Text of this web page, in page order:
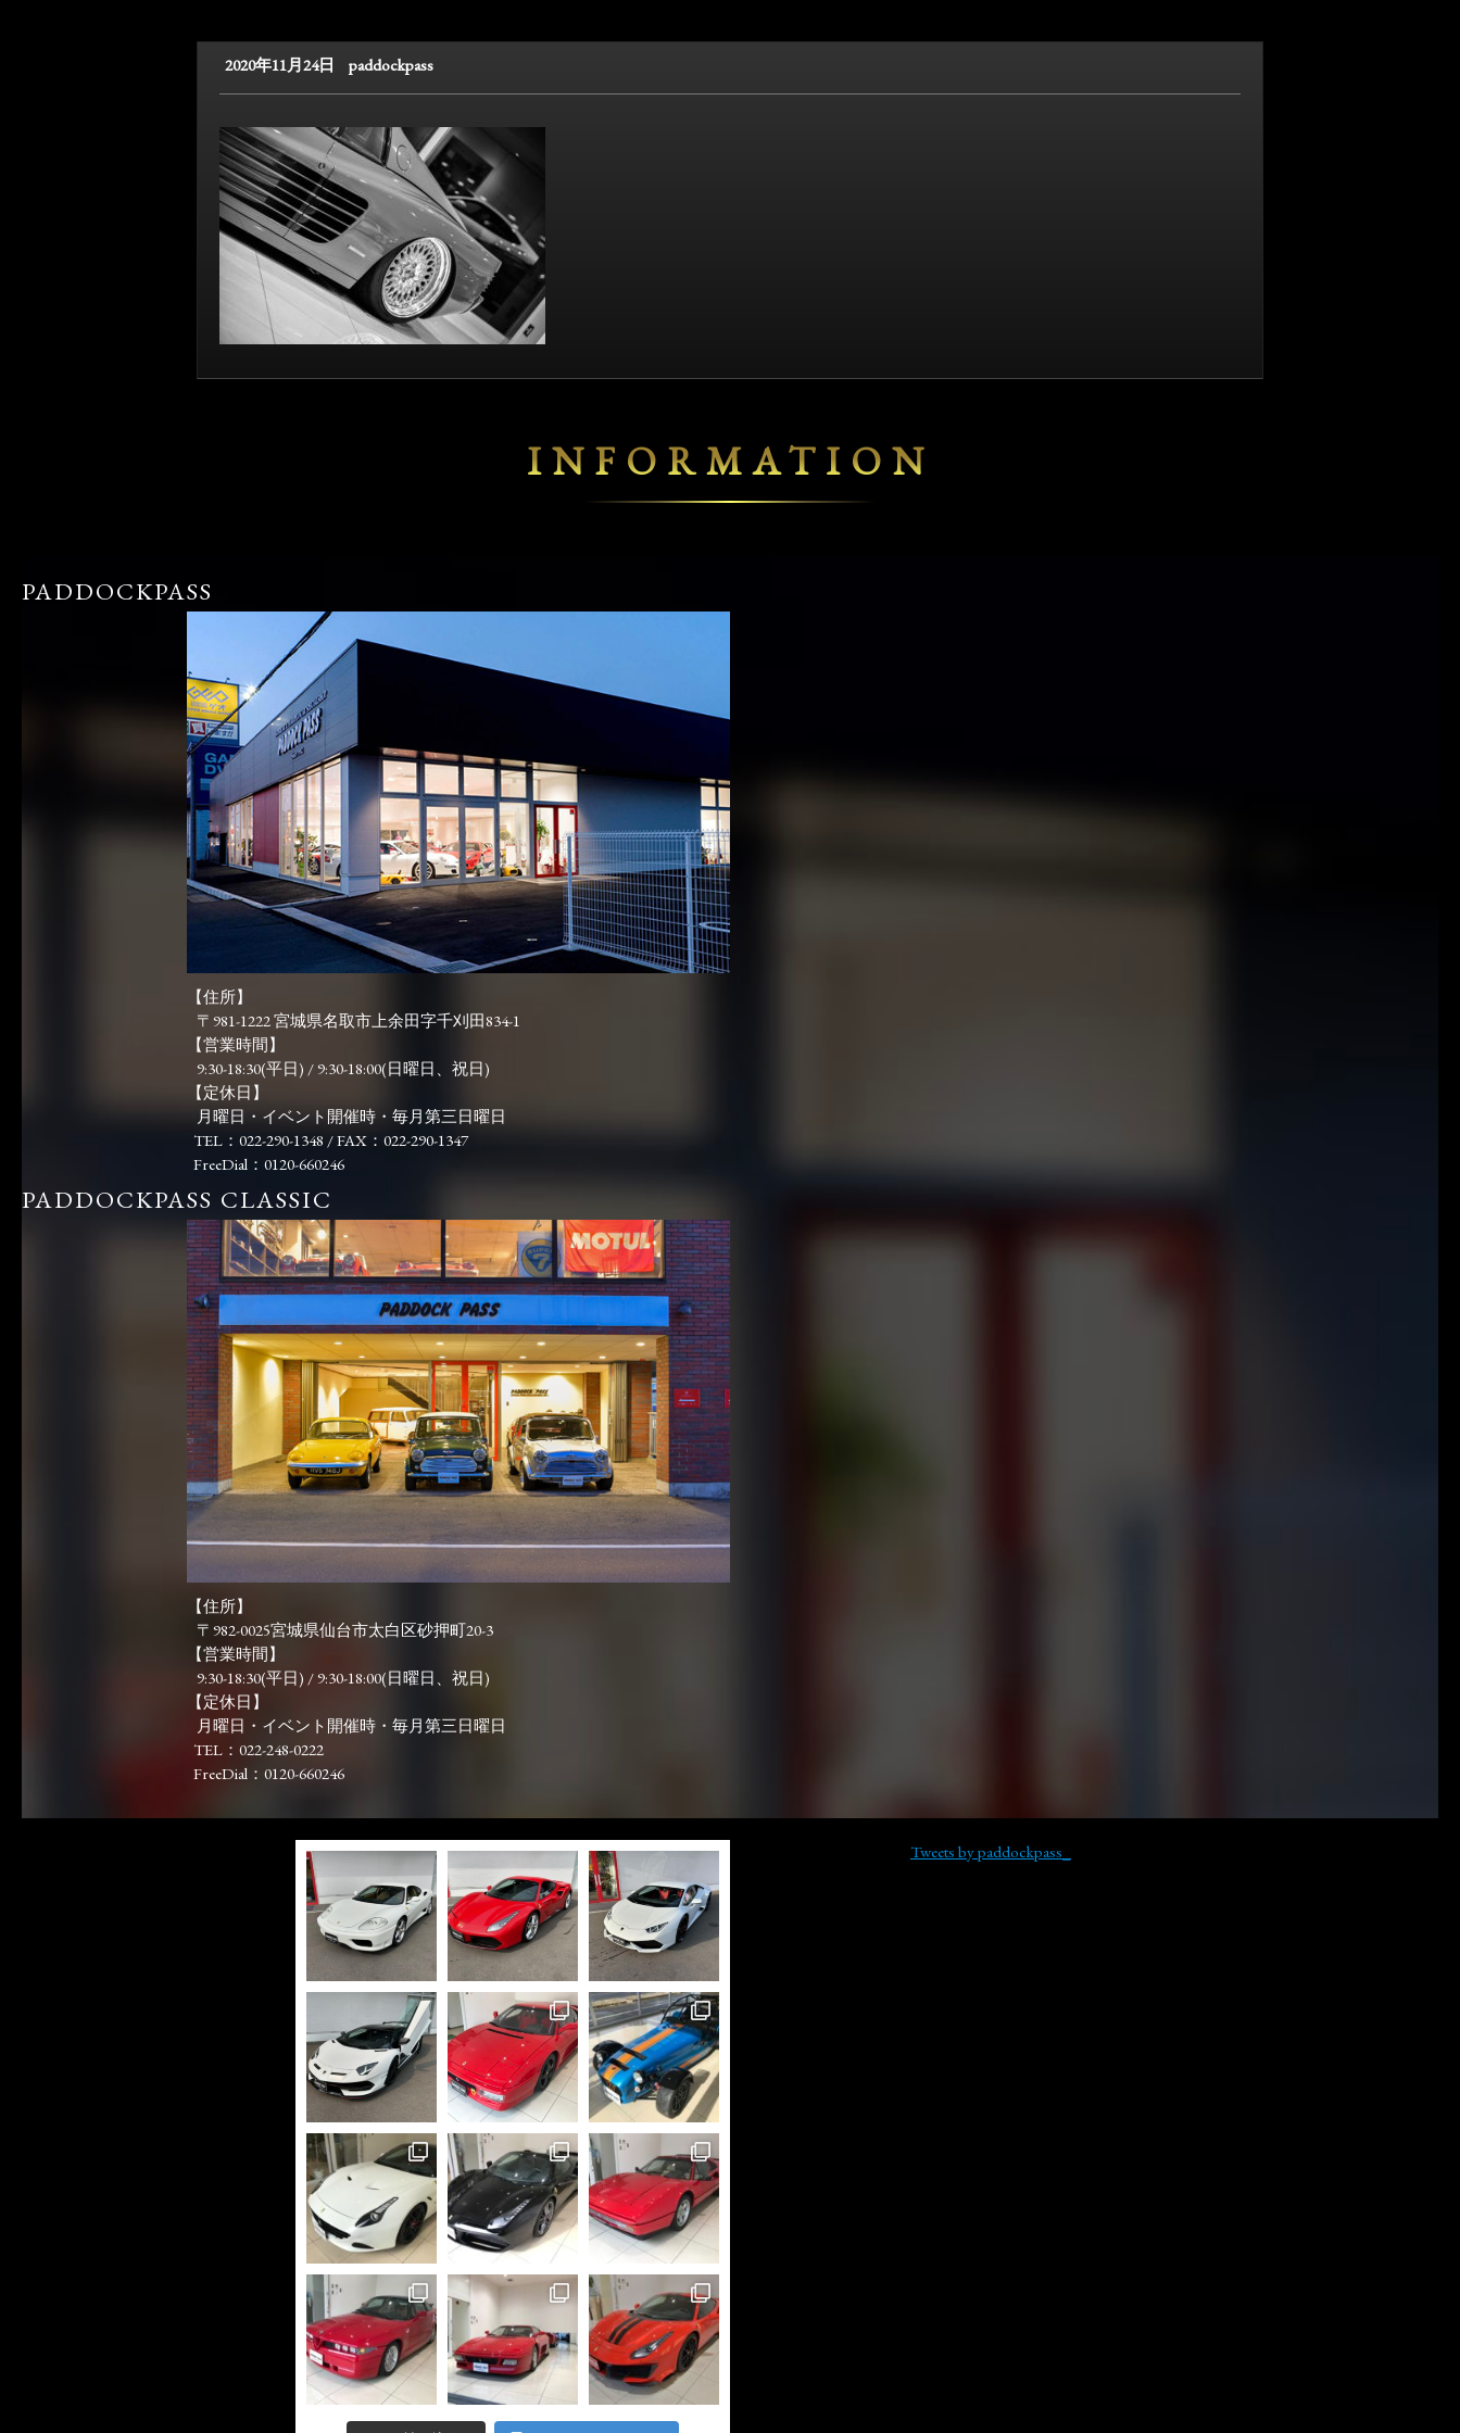
2020年11月24日 paddockpass
INFORMATION
PADDOCKPASS
【住所】
〒981-1222 宮城県名取市上余田字千刈田834-1
【営業時間】
9:30-18:30(平日) / 9:30-18:00(日曜日、祝日)
【定休日】
月曜日・イベント開催時・毎月第三日曜日
TEL：022-290-1348 / FAX：022-290-1347
FreeDial：0120-660246
PADDOCKPASS CLASSIC
【住所】
〒982-0025宮城県仙台市太白区砂押町20-3
【営業時間】
9:30-18:30(平日) / 9:30-18:00(日曜日、祝日)
【定休日】
月曜日・イベント開催時・毎月第三日曜日
TEL：022-248-0222
FreeDial：0120-660246
Tweets by paddockpass_